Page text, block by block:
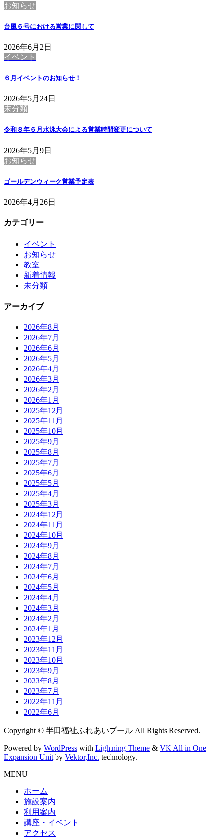
お知らせ
台風６号における営業に関して
2026年6月2日
イベント
６月イベントのお知らせ！
2026年5月24日
未分類
令和８年６月水泳大会による営業時間変更について
2026年5月9日
お知らせ
ゴールデンウィーク営業予定表
2026年4月26日
カテゴリー
イベント
お知らせ
教室
新着情報
未分類
アーカイブ
2026年8月
2026年7月
2026年6月
2026年5月
2026年4月
2026年3月
2026年2月
2026年1月
2025年12月
2025年11月
2025年10月
2025年9月
2025年8月
2025年7月
2025年6月
2025年5月
2025年4月
2025年3月
2024年12月
2024年11月
2024年10月
2024年9月
2024年8月
2024年7月
2024年6月
2024年5月
2024年4月
2024年3月
2024年2月
2024年1月
2023年12月
2023年11月
2023年10月
2023年9月
2023年8月
2023年7月
2022年11月
2022年6月
Copyright © 半田福祉ふれあいプール All Rights Reserved.
Powered by WordPress with Lightning Theme & VK All in One
Expansion Unit by Vektor,Inc. technology.
MENU
ホーム
施設案内
利用案内
講座・イベント
アクセス